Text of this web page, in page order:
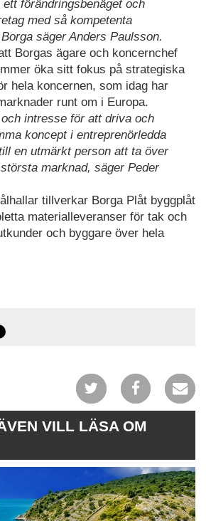
förändringsbenäget och
med så kompetenta
säger Anders Paulsson.
Borgas ägare och koncernchef
öka sitt fokus på strategiska
hela koncernen, som idag har
runt om i Europa.
intresse för att driva och
koncept i entreprenörledda
en utmärkt person att ta över
marknad, säger Peder
tillverkar Borga Plåt byggplåt
materialleveranser för tak och
och byggare över hela
VILL LÄSA OM